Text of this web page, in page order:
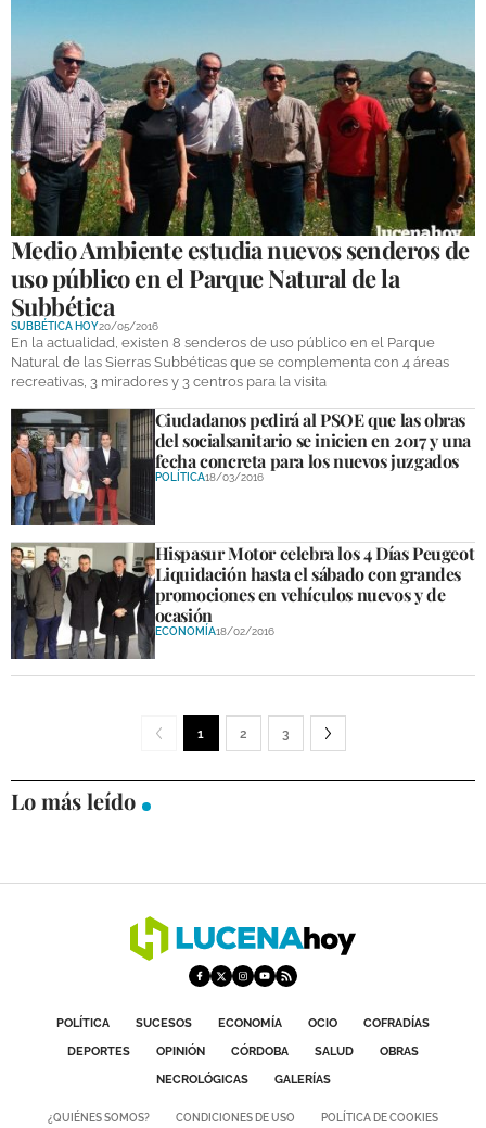
Medio Ambiente estudia nuevos senderos de
uso público en el Parque Natural de la
Subbética
SUBBÉTICA HOY20/05/2016
En la actualidad, existen 8 senderos de uso público en el Parque
Natural de las Sierras Subbéticas que se complementa con 4 áreas
recreativas, 3 miradores y 3 centros para la visita
Ciudadanos pedirá al PSOE que las obras
del socialsanitario se inicien en 2017 y una
fecha concreta para los nuevos juzgados
POLÍTICA18/03/2016
Hispasur Motor celebra los 4 Días Peugeot
Liquidación hasta el sábado con grandes
promociones en vehículos nuevos y de
ocasión
ECONOMÍA18/02/2016
1 2 3
Lo más leído
POLÍTICA SUCESOS ECONOMÍA OCIO
COFRADÍAS
DEPORTES
OPINIÓN CÓRDOBA SALUD
OBRAS
NECROLÓGICAS
GALERÍAS
¿QUIÉNES SOMOS? CONDICIONES DE USO POLÍTICA DE COOKIES